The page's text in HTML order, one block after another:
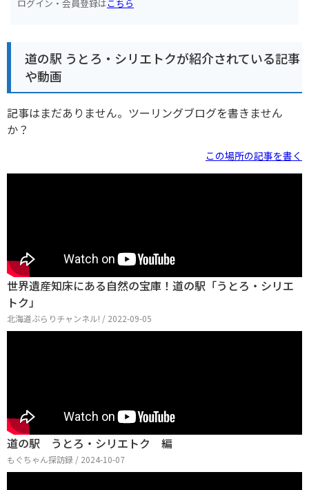
ログイン・会員登録はこちら
道の駅 うとろ・シリエトクが紹介されている記事
や動画
記事はまだありません。ツーリングブログを書きません
か？
この場所の記事を書く
世界遺産知床にある自然の宝庫！道の駅「うとろ・シリエ
トク」
北海道ぶらりチャンネル! / 2022-09-05
道の駅 うとろ・シリエトク 編
もぐちゃん探訪録 / 2024-10-07